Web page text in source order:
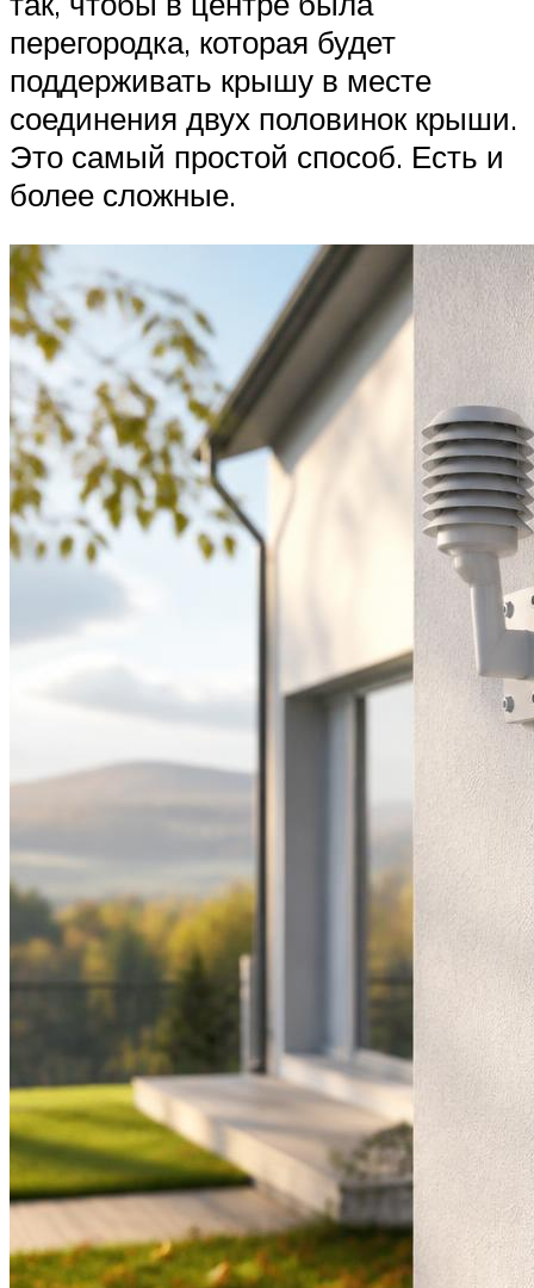
перегородка, которая будет
поддерживать крышу в месте
соединения двух половинок крыши.
Это самый простой способ. Есть и
более сложные.